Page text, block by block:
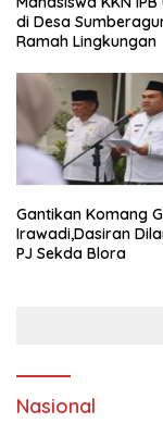
di Desa
Ramah Lingkungan ‎
Gantikan Komang
Irawadi,Dasiran
PJ Sekda Blora
Nasional